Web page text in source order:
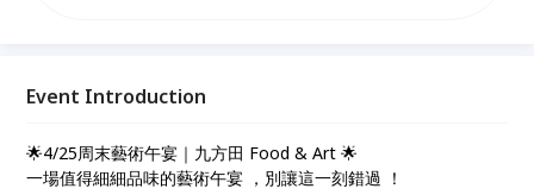
層次。此外，由李立民館長帶來吉他與口琴現場演出，
與。
Event Introduction
🌟4/25周末藝術午宴｜九方田 Food & Art 🌟
一場值得細細品味的藝術午宴 ，別讓這一刻錯過 ！